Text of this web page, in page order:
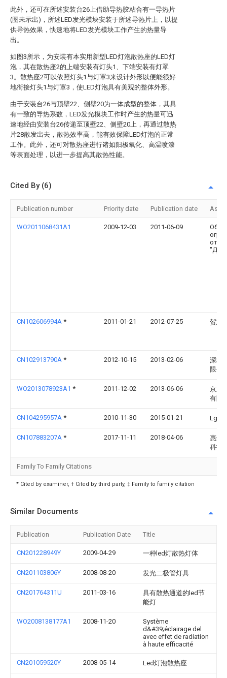
此外，还可在所述安装台26上借助导热胶粘合有一导热片
(图未示出)，所述LED发光模块安装于所述导热片上，以提
供导热效果，快速地将LED发光模块工作产生的热量导
出。
如图3所示，为安装有本实用新型LED灯泡散热座的LED灯
泡，其在散热座2的上端安装有灯头1、下端安装有灯罩
3。散热座2可以依照灯头1与灯罩3来设计外形以便能很好
地衔接灯头1与灯罩3，使LED灯泡具有美观的整体外形。
由于安装台26与顶壁22、侧壁20为一体成型的整体，其具
有一致的导热系数，LED发光模块工作时产生的热量可迅
速地经由安装台26传递至顶壁22、侧壁20上，再通过散热
片28散发出去，散热效率高，能有效保障LED灯泡的正常
工作。此外，还可对散热座进行诸如阳极氧化、高温喷漆
等表面处理，以进一步提高其散热性能。
Cited By (6)
Publication number Priority date Publication date
WO2011068431A1 2009-12-03 2011-06-09
"ДиС
CN102606994A * 2011-01-21 2012-07-25 贺志
CN102913790A * 2012-10-15 2013-02-06
深圳
限公
WO2013078923A1 * 2011-12-02 2013-06-06
京东
有限
CN104295957A * 2010-11-30 2015-01-21 Lg伊
CN107883207A * 2017-11-11 2018-04-06
惠州
科技
Family To Family Citations
* Cited by examiner, † Cited by third party, ‡ Family to family citation
Similar Documents
Publication Publication Date Title
CN201228949Y 2009-04-29 一种led灯散热灯体
CN201103806Y 2008-08-20 发光二极管灯具
CN201764311U 2011-03-16
具有散热通道的led节
能灯
WO2008138177A1 2008-11-20
Système
d&#39;éclairage del
avec effet de radiation
à haute efficacité
CN201059520Y 2008-05-14 Led灯泡散热座